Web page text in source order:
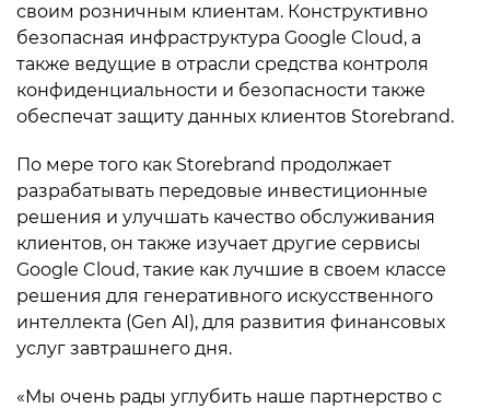
своим розничным клиентам. Конструктивно
безопасная инфраструктура Google Cloud, а
также ведущие в отрасли средства контроля
конфиденциальности и безопасности также
обеспечат защиту данных клиентов Storebrand.
По мере того как Storebrand продолжает
разрабатывать передовые инвестиционные
решения и улучшать качество обслуживания
клиентов, он также изучает другие сервисы
Google Cloud, такие как лучшие в своем классе
решения для генеративного искусственного
интеллекта (Gen AI), для развития финансовых
услуг завтрашнего дня.
«Мы очень рады углубить наше партнерство с